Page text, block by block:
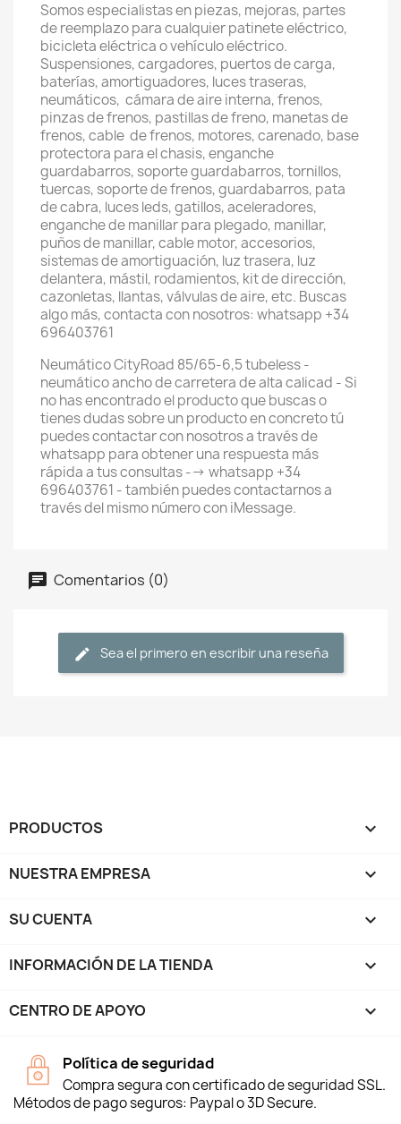
Somos especialistas en piezas, mejoras, partes
de reemplazo para cualquier patinete eléctrico,
bicicleta eléctrica o vehículo eléctrico.
Suspensiones, cargadores, puertos de carga,
baterías, amortiguadores, luces traseras,
neumáticos, cámara de aire interna, frenos,
pinzas de frenos, pastillas de freno, manetas de
frenos, cable de frenos, motores, carenado, base
protectora para el chasis, enganche
guardabarros, soporte guardabarros, tornillos,
tuercas, soporte de frenos, guardabarros, pata
de cabra, luces leds, gatillos, aceleradores,
enganche de manillar para plegado, manillar,
puños de manillar, cable motor, accesorios,
sistemas de amortiguación, luz trasera, luz
delantera, mástil, rodamientos, kit de dirección,
cazonletas, llantas, válvulas de aire, etc. Buscas
algo más, contacta con nosotros: whatsapp +34
696403761
Neumático CityRoad 85/65-6,5 tubeless -
neumático ancho de carretera de alta calicad - Si
no has encontrado el producto que buscas o
tienes dudas sobre un producto en concreto tú
puedes contactar con nosotros a través de
whatsapp para obtener una respuesta más
rápida a tus consultas --> whatsapp +34
696403761 - también puedes contactarnos a
través del mismo número con iMessage.
Comentarios (0)
Sea el primero en escribir una reseña
PRODUCTOS 
NUESTRA EMPRESA 
SU CUENTA 
INFORMACIÓN DE LA TIENDA keyboard_arrow_down
CENTRO DE APOYO 
Política de seguridad
Compra segura con certificado de seguridad SSL.
Métodos de pago seguros: Paypal o 3D Secure.